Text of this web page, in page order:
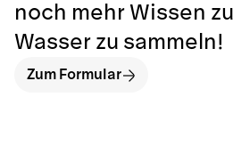
noch mehr Wissen
Wasser zu sammeln!
Zum Formular